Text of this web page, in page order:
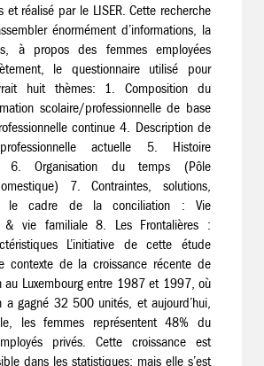
et réalisé par le LISER. Cette recherche
énormément d’informations, la
à propos des femmes employées
le questionnaire utilisé pour
huit thèmes: 1. Composition du
scolaire/professionnelle de base
continue 4. Description de
actuelle 5. Histoire
6. Organisation du temps (Pôle
7. Contraintes, solutions,
le cadre de la conciliation : Vie
& vie familiale 8. Les Frontalières :
L’initiative de cette étude
contexte de la croissance récente de
au Luxembourg entre 1987 et 1997, où
a gagné 32 500 unités, et aujourd’hui,
les femmes représentent 48% du
privés. Cette croissance est
dans les statistiques; mais elle s’est